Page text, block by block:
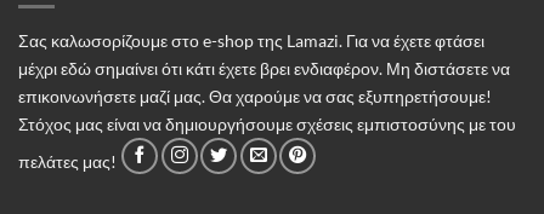
Σας καλωσορίζουμε στο e-shop της Lamazi. Για να έχετε φτάσει
μέχρι εδώ σημαίνει ότι κάτι έχετε βρει ενδιαφέρον. Μη διστάσετε να
επικοινωνήσετε μαζί μας. Θα χαρούμε να σας εξυπηρετήσουμε!
Στόχος μας είναι να δημιουργήσουμε σχέσεις εμπιστοσύνης με του
πελάτες μας!